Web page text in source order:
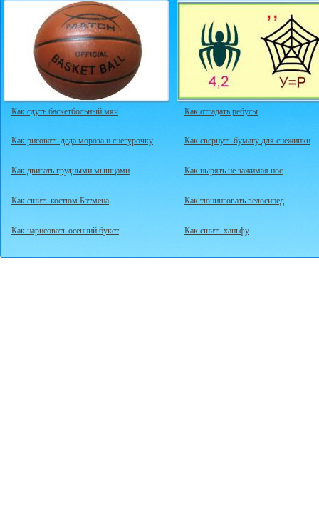
Как сдуть баскетбольный мяч
Как рисовать деда мороза и снегурочку
Как двигать грудными мышцами
Как сшить костюм Бэтмена
Как нарисовать осенний букет
Как отгадать ребусы
Как свернуть бумагу для снежинки
Как нырять не зажимая нос
Как тюнинговать велосипед
Как сшить ханьфу